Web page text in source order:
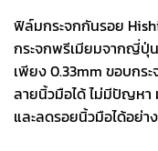
ฟิล์มกระจกกันรอย
กระจกพรีเมียมจากญี่ปุ่น
เพียง 0.33mm ขอบกร
ลายนิ้วมือได้ ไม่มีปัญหา
และลดรอยนิ้วมือได้อย่า